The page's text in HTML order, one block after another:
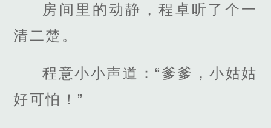
房间里的动静，程卓听了个一
清二楚。
程意小小声道：“爹爹，小姑姑
好可怕！”